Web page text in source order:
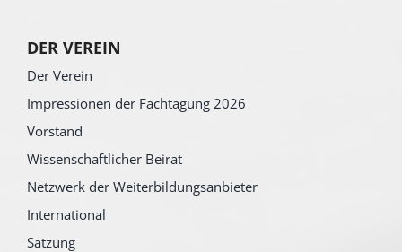
DER VEREIN
Der Verein
Impressionen der Fachtagung 2026
Vorstand
Wissenschaftlicher Beirat
Netzwerk der Weiterbildungsanbieter
International
Satzung